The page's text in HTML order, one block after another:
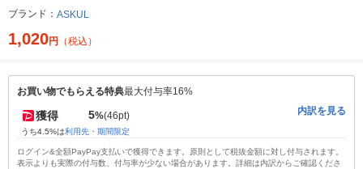
ブランド： ASKUL
1,020円 （税込）
お買い物でもらえる特典最大付与率16%
獲得 5%(46pt)
うち4.5%は利用先・期間限定
内訳を見る
ログイン&全額PayPay支払いで獲得できます。原則として税抜金額に対し付与されます。
表示よりも実際の付与数、付与率が少ない場合があります。詳細は内訳からご確認くださ